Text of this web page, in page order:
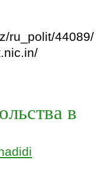
ru_polit/44089/
в